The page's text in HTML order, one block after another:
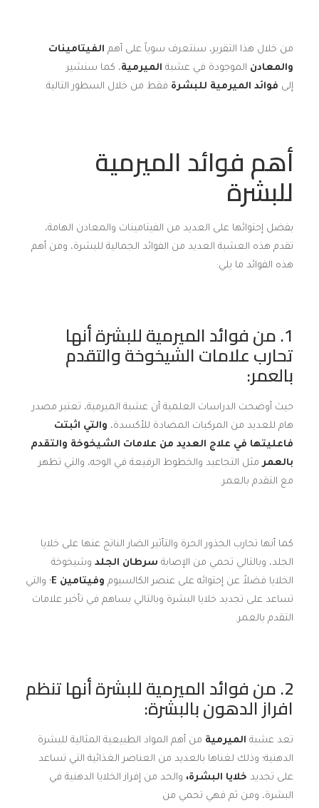
من خلال هذا التقرير، سنتعرف سوياً على أهم الفيتامينات
والمعادن الموجودة في عشبة الميرمية، كما سنشير
إلى فوائد الميرمية للبشرة فقط من خلال السطور التالية.
أهم فوائد الميرمية
للبشرة
بفضل إحتوائها على العديد من الفيتامينات والمعادن الهامة،
تقدم هذه العشبة العديد من الفوائد الجمالية للبشرة، ومن أهم
هذه الفوائد ما يلي:
1. من فوائد الميرمية للبشرة أنها
تحارب علامات الشيخوخة والتقدم
بالعمر:
حيث أوضحت الدراسات العلمية أن عشبة الميرمية، تعتبر مصدر
هام للعديد من المركبات المضادة للأكسدة، والتي اثبتت
فاعليتها في علاج العديد من علامات الشيخوخة والتقدم
بالعمرمثل التجاعيد والخطوط الرفيعة في الوجه، والتي تظهر
مع التقدم بالعمر.
كما أنها تحارب الجذور الحرة والتأثير الضار الناتج عنها على خلايا
الجلد، وبالتالي تحمي من الإصابة سرطان الجلد وشيخوخة
الخلايا فضلاً عن إحتوائه على عنصر الكالسيوم وفيتامين E؛ والتي
تساعد على تجديد خلايا البشرة وبالتالي يساهم في تأخير علامات
التقدم بالعمر.
2. من فوائد الميرمية للبشرة أنها تنظم
افراز الدهون بالبشرة:
تعد عشبة الميرمية من أهم المواد الطبيعية المثالية للبشرة
الدهنية؛ وذلك لغناها بالعديد من العناصر الغذائية التي تساعد
على تجديد خلايا البشرة، والحد من إفراز الخلايا الدهنية في
البشرة، ومن ثم فهي تحمي من